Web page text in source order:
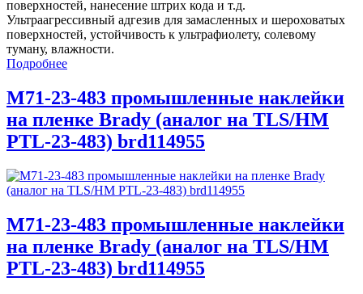
поверхностей, нанесение штрих кода и т.д.
Ультраагрессивный адгезив для замасленных и шероховатых
поверхностей, устойчивость к ультрафиолету, солевому
туману, влажности.
Подробнее
M71-23-483 промышленные наклейки
на пленке Brady (аналог на TLS/HM
PTL-23-483) brd114955
M71-23-483 промышленные наклейки
на пленке Brady (аналог на TLS/HM
PTL-23-483) brd114955